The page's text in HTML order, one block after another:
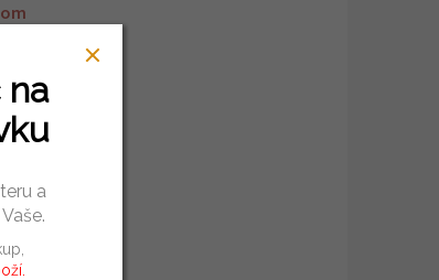
na
a
Vaše.